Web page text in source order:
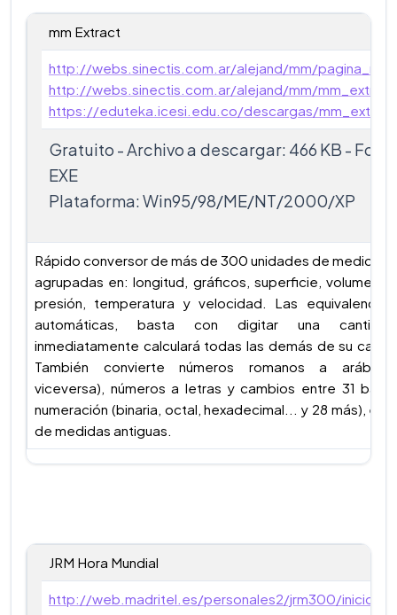
mm Extract
http://webs.sinectis.com.ar/alejand/mm/
http://webs.sinectis.com.ar/alejand/mm/
https://eduteka.icesi.edu.co/descargas/
Gratuito - Archivo a descargar: 466 KB -
EXE
Plataforma: Win95/98/ME/NT/2000/XP
Rápido conversor de más de 300 unidades de medida.
agrupadas en: longitud, gráficos, superficie, volumen,
presión, temperatura y velocidad. Las
automáticas, basta con digitar una
inmediatamente calculará todas las demás de su
También convierte números romanos a
viceversa), números a letras y cambios entre 31
numeración (binaria, octal, hexadecimal... y 28 más), e
de medidas antiguas.
JRM Hora Mundial
http://web.madritel.es/personales2/jrm300/inicio/